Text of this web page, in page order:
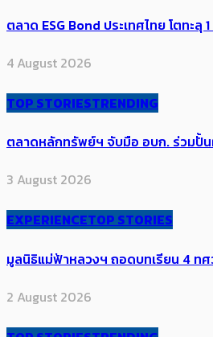
ตลาด ESG Bond ประเทศไทย โตทะ
4 August 2026
TOP STORIESTRENDING
ตลาดหลักทรัพย์ฯ จับมือ อบก. ร่วมปั้
3 August 2026
EXPERIENCETOP STORIES
มูลนิธิแม่ฟ้าหลวงฯ ถอดบทเรียน 4 ท
2 August 2026